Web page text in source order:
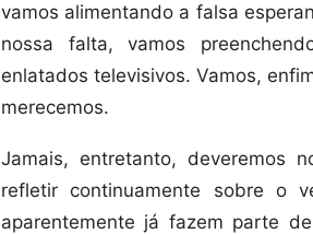
vamos alimentando a falsa
nossa falta, vamos
enlatados televisivos. Vamos,
merecemos.
Jamais, entretanto, deveremos
refletir continuamente sobre o
aparentemente já fazem parte